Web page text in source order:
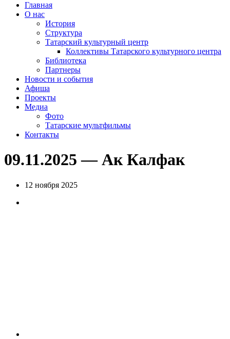
Главная
О нас
История
Структура
Татарский культурный центр
Коллективы Татарского культурного центра
Библиотека
Партнеры
Новости и события
Афиша
Проекты
Медиа
Фото
Татарские мультфильмы
Контакты
09.11.2025 — Ак Калфак
12 ноября 2025